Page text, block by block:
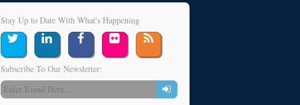
Stay Up to Date With What's Happening
Subscribe To Our Newsletter: